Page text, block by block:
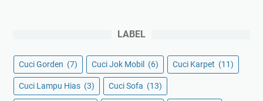
LABEL
Cuci Gorden (7) Cuci Jok Mobil (6) Cuci Karpet (11)
Cuci Lampu Hias (3) Cuci Sofa (13)